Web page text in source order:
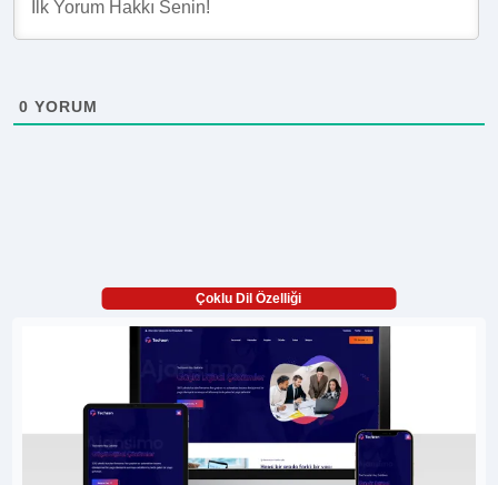
0 YORUM
Çoklu Dil Özelliği